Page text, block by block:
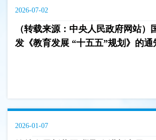
2026-07-02
（转载来源：中央人民政府网站）
发《教育发展 “十五五”规划》的
2026-01-07